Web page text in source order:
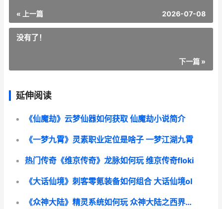
« 上一篇 2026-07-08
没有了！
下一篇 »
延伸阅读
《仙魔劫》云梦仙器如何获取 仙魔劫小说简介
《一梦九霄》灵素职业定位是啥子 一梦江湖九霄
热门传奇《维京传奇》龙脉如何玩 维京传奇floki
《大话仙境》刺客零氪装备如何组合 大话仙境ol
《众神大陆》精灵系统如何玩 众神大陆之西界大陆 小说